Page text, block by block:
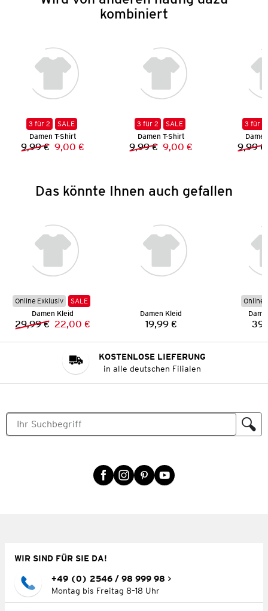
kombiniert
3 für 2
SALE
Damen T-Shirt
Vorheriger Preis:
9,99 € Neuer Preis:
9,00 €
3 für 2
SALE
Damen T-Shirt
Vorheriger Preis:
9,99 € Neuer Preis:
9,00 €
3 für 2
9,99 €
Das könnte Ihnen auch gefallen
Online Exklusiv
SALE
Damen Kleid
Vorheriger Preis:
29,99 € Neuer Preis:
22,00 €
Damen Kleid
Preis:
19,99 €
Online
KOSTENLOSE LIEFERUNG
in alle deutschen Filialen
WIR SIND FÜR SIE DA!
+49 (0) 2546 / 98 999 98
Montag bis Freitag 8–18 Uhr